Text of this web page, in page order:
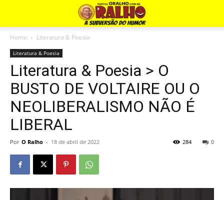
Home Literatura & Poesia
Literatura & Poesia
Literatura & Poesia > O
BUSTO DE VOLTAIRE OU O
NEOLIBERALISMO NÃO É
LIBERAL
Por O Ralho - 18 de abril de 2022 0
284